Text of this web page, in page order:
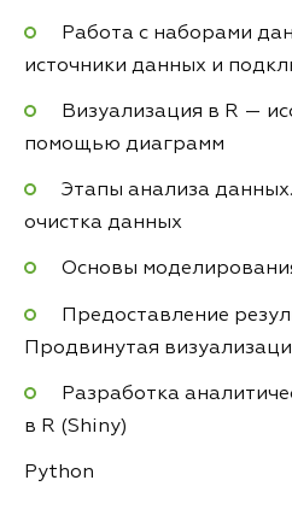
Работа с наборами
источники данных и
Визуализация в R —
помощью диаграмм
Этапы анализа
очистка данных
Основы
Предоставление
Продвинутая
Разработка
в R (Shiny)
Python